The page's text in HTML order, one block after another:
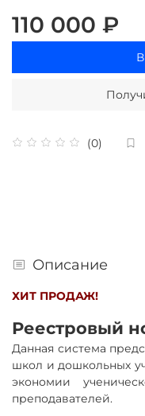
(0)
110 000 ₽
Описание
ХИТ ПРОДАЖ!
Реестровый
Данная система
школ и дошкольных
экономии
преподавателей.